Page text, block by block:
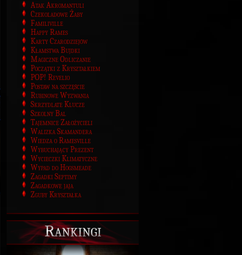
Atak Akromantuli
Czekoladowe Żaby
Familiville
Happy Rames
Karty Czarodziejów
Kłamstwa Bujdki
Magiczne Odliczanie
Początki z Kryształkiem
POP! Revelio
Postaw na szczęście
Rubinowe Wyzwania
Skrzydlate Klucze
Szkolny Bal
Tajemnice Założycieli
Walizka Skamandera
Wiedza o Ramesville
Wybuchający Prezent
Wycieczki Klimatyczne
Wypad do Hogsmeade
Zagadki Septimy
Zagadkowe jaja
Zguby Kryształka
Rankingi